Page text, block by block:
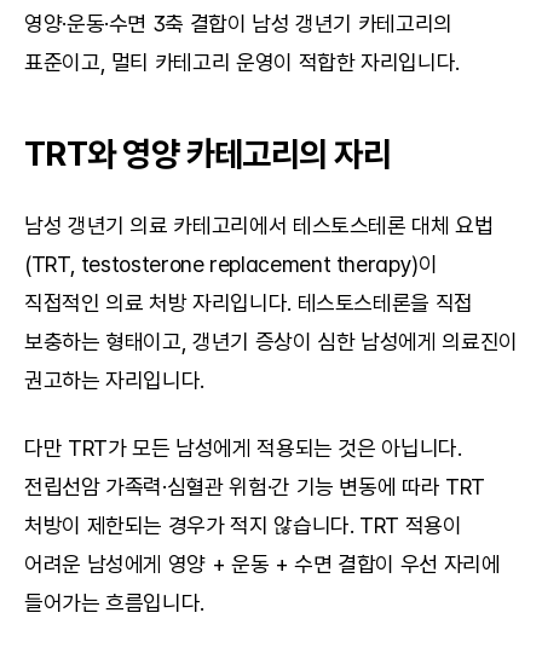
영양·운동·수면 3축 결합이 남성 갱년기 카테고리의
표준이고, 멀티 카테고리 운영이 적합한 자리입니다.
TRT와 영양 카테고리의 자리
남성 갱년기 의료 카테고리에서 테스토스테론 대체 요법
(TRT, testosterone replacement therapy)이
직접적인 의료 처방 자리입니다. 테스토스테론을 직접
보충하는 형태이고, 갱년기 증상이 심한 남성에게 의료진이
권고하는 자리입니다.
다만 TRT가 모든 남성에게 적용되는 것은 아닙니다.
전립선암 가족력·심혈관 위험·간 기능 변동에 따라 TRT
처방이 제한되는 경우가 적지 않습니다. TRT 적용이
어려운 남성에게 영양 + 운동 + 수면 결합이 우선 자리에
들어가는 흐름입니다.